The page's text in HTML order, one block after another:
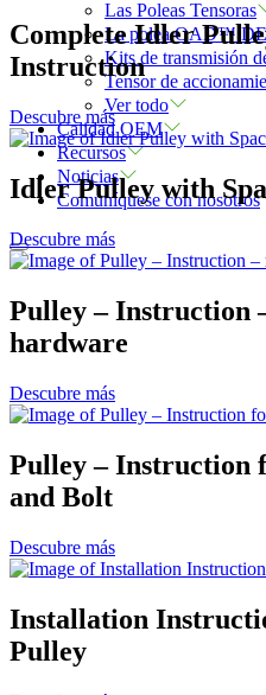
Las Poleas Tensoras
La polea OAD™
Kits de transmisión
Tensor de
Ver todo
Calidad OEM
Recursos
Noticias
Comuníquese con nosotros
Complete Idler
Instruction
Descubre más
Idler Pulley with
Descubre más
Pulley – Instruction
hardware
Descubre más
Pulley – Instruction
and Bolt
Descubre más
Installation
Pulley